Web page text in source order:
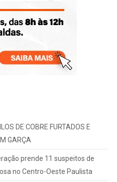
DE COBRE FURTADOS E
GARÇA
prende 11 suspeitos de
no Centro-Oeste Paulista